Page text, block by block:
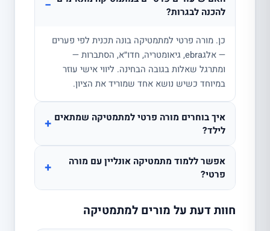
להכנה לבגרות?
−
כן. מורה פרטי למתמטיקה בונה תכנית לפי פערים
— אלגebra, גיאומטריה, חדו״א, הסתברות —
ומתרגל שאלות בגובה הבחינה. ליווי אישי עוזר
במיוחד כשיש נושא אחד שמוריד את הציון.
איך בוחרים מורה פרטי למתמטיקה שמתאים
לילד?
+
אפשר ללמוד מתמטיקה אונליין עם מורה
פרטי?
+
חוות דעת על מורים למתמטיקה